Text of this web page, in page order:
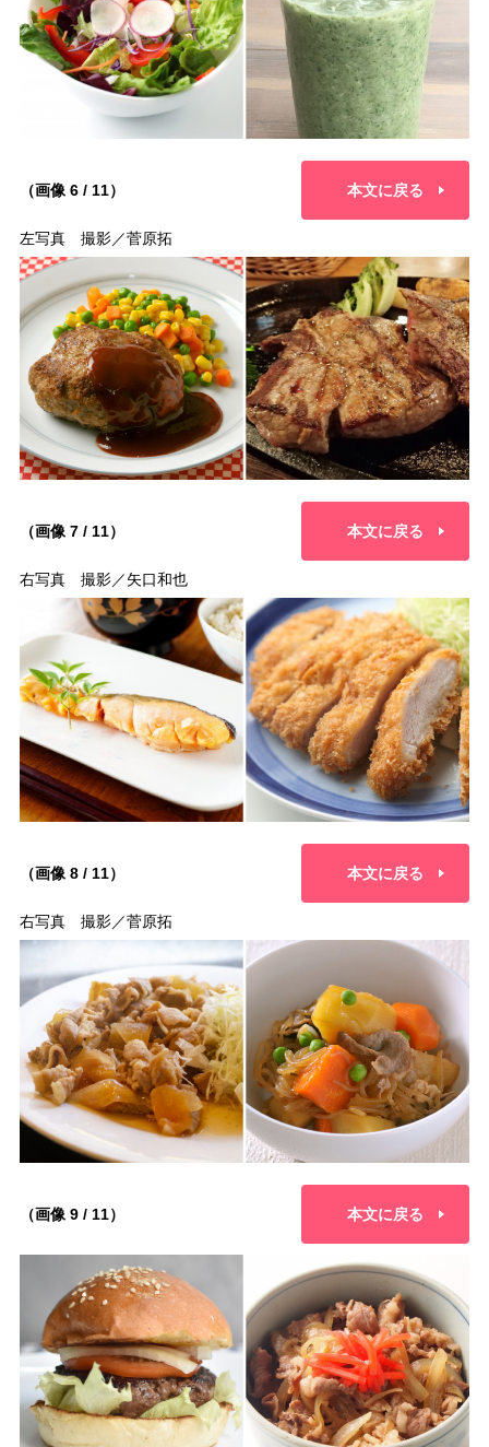
（画像 6 / 11） 本文に戻る
左写真 撮影／菅原拓
（画像 7 / 11） 本文に戻る
右写真 撮影／矢口和也
（画像 8 / 11） 本文に戻る
右写真 撮影／菅原拓
（画像 9 / 11） 本文に戻る